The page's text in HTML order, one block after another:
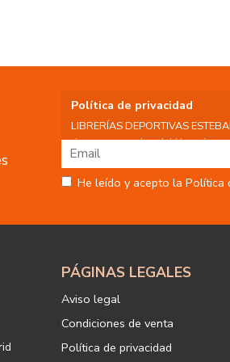
Política de privacidad
LIBRERÍAS DEPORTIVAS
datos personales del Usuario,
tratamiento:
Fin del tratamiento: mantener
nuestros servicios y productos a
actividad principal de la web,
Legitimación: está basada en el
Criterios de conservación de los
suprimirán con medidas de
los datos.
Destinatarios: no se cederán a
He leído y acepto la Política
PÁGINAS LEGALES
Aviso legal
Condiciones de venta
Política de privacidad